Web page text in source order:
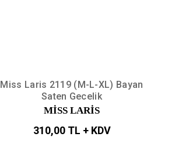
Miss Laris 2119 (M-L-XL) Bayan
Saten Gecelik
MİSS LARİS
310,00 TL + KDV